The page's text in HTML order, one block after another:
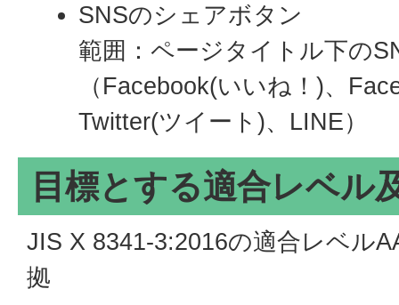
SNSのシェアボタン
範囲：ページタイトル下の
（Facebook(いいね！)、
Twitter(ツイート)、LINE）
目標とする適合レベル
JIS X 8341-3:2016の適合レベル
拠